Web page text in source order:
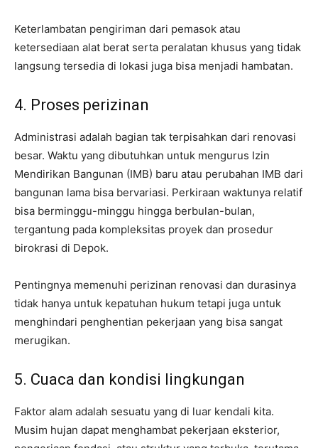
Keterlambatan pengiriman dari pemasok atau
ketersediaan alat berat serta peralatan khusus yang tidak
langsung tersedia di lokasi juga bisa menjadi hambatan.
4. Proses perizinan
Administrasi adalah bagian tak terpisahkan dari renovasi
besar. Waktu yang dibutuhkan untuk mengurus Izin
Mendirikan Bangunan (IMB) baru atau perubahan IMB dari
bangunan lama bisa bervariasi. Perkiraan waktunya relatif
bisa berminggu-minggu hingga berbulan-bulan,
tergantung pada kompleksitas proyek dan prosedur
birokrasi di Depok.
Pentingnya memenuhi perizinan renovasi dan durasinya
tidak hanya untuk kepatuhan hukum tetapi juga untuk
menghindari penghentian pekerjaan yang bisa sangat
merugikan.
5. Cuaca dan kondisi lingkungan
Faktor alam adalah sesuatu yang di luar kendali kita.
Musim hujan dapat menghambat pekerjaan eksterior,